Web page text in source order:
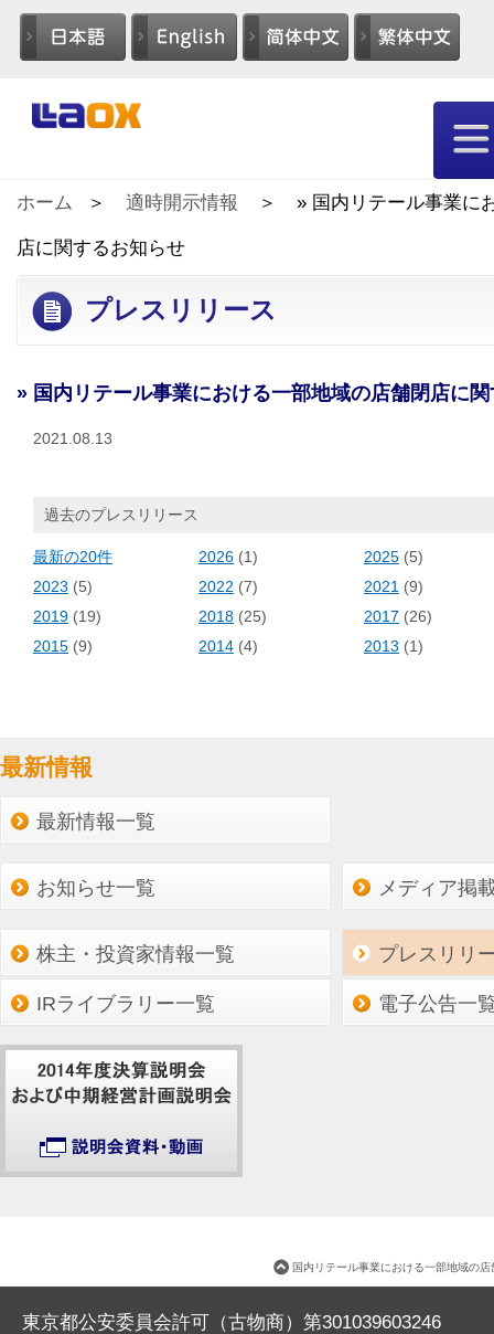
ホーム 適時開示情報 » 国内リテール事業に
店に関するお知らせ
プレスリリース
» 国内リテール事業における一部地域の店舗閉店に
2021.08.13
過去のプレスリリース
最新の20件 2026 (1) 2025 (5)
2023 (5) 2022 (7) 2021 (9)
2019 (19) 2018 (25) 2017 (26)
2015 (9) 2014 (4) 2013 (1)
最新情報
最新情報一覧
お知らせ一覧 メディア掲
株主・投資家情報一覧 プレスリリ
IRライブラリー一覧 電子公告一
国内リテール事業における一部地域の
東京都公安委員会許可（古物商）第301039603246